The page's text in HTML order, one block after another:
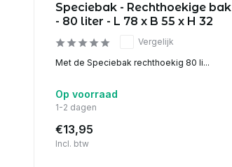
Speciebak - Rechthoekige bak
- 80 liter - L 78 x B 55 x H 32
Vergelijk
Met de Speciebak rechthoekig 80 li...
Op voorraad
1-2 dagen
€13,95
Incl. btw